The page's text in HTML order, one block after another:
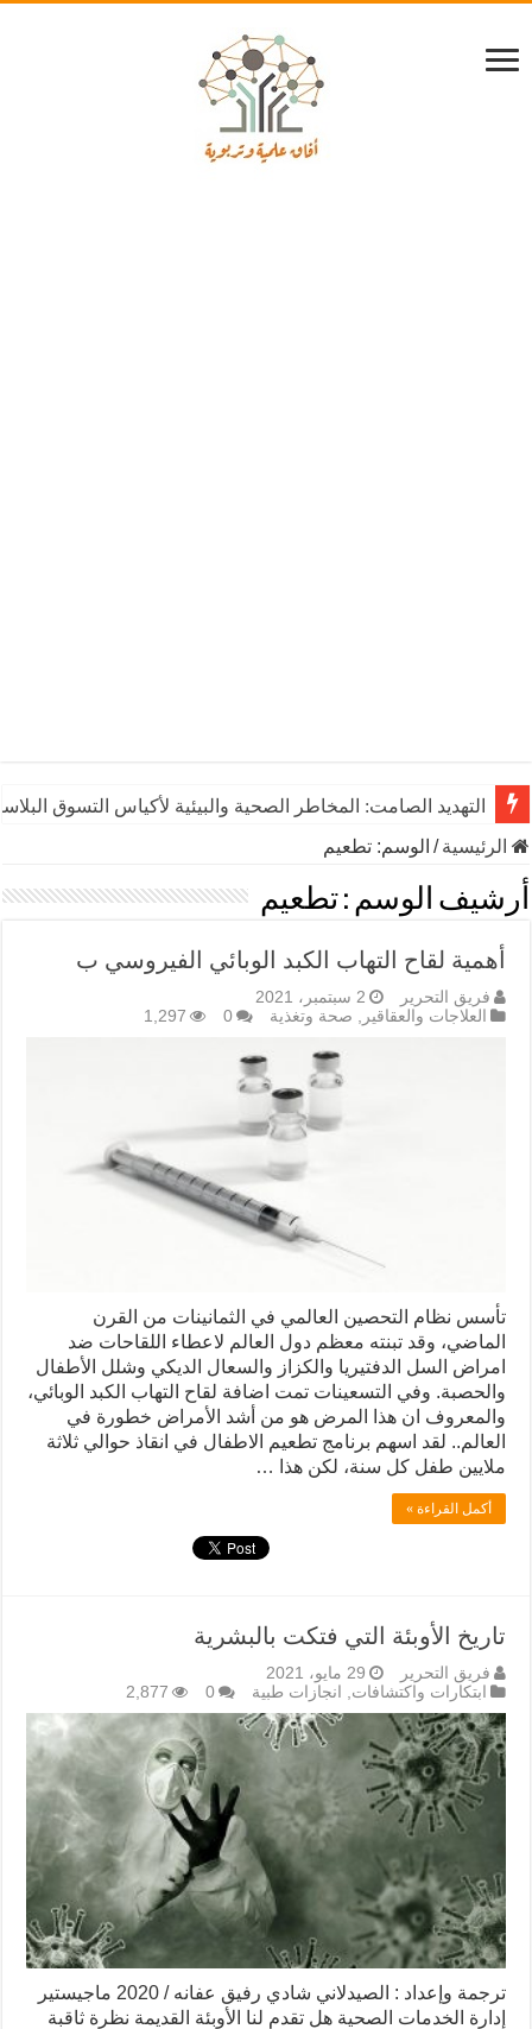
التهديد الصامت: المخاطر الصحية والبيئية لأكياس التسوق
الرئيسية/ الوسم: تطعيم
أرشيف الوسم :تطعيم
أهمية لقاح التهاب الكبد الوبائي الفيروسي ب
فريق التحرير
2 سبتمبر، 2021
العلاجات والعقاقير , صحة وتغذية 0
1,297
تأسس نظام التحصين العالمي في الثمانينات من القرن
الماضي، وقد تبنته معظم دول العالم لاعطاء اللقاحات ضد
امراض السل الدفتيريا والكزاز والسعال الديكي وشلل الأطفال
والحصبة. وفي التسعينات تمت اضافة لقاح التهاب الكبد الوبائي،
والمعروف ان هذا المرض هو من أشد الأمراض خطورة في
العالم.. لقد اسهم برنامج تطعيم الاطفال في انقاذ حوالي ثلاثة
ملايين طفل كل سنة، لكن هذا …
أكمل القراءة »
تاريخ الأوبئة التي فتكت بالبشرية
فريق التحرير
29 مايو، 2021
ابتكارات واكتشافات
انجازات طبية 0
2,877
ترجمة وإعداد : الصيدلاني شادي رفيق عفانه / 2020 ماجيستير
إدارة الخدمات الصحية هل تقدم لنا الأوبئة القديمة نظرة ثاقبة